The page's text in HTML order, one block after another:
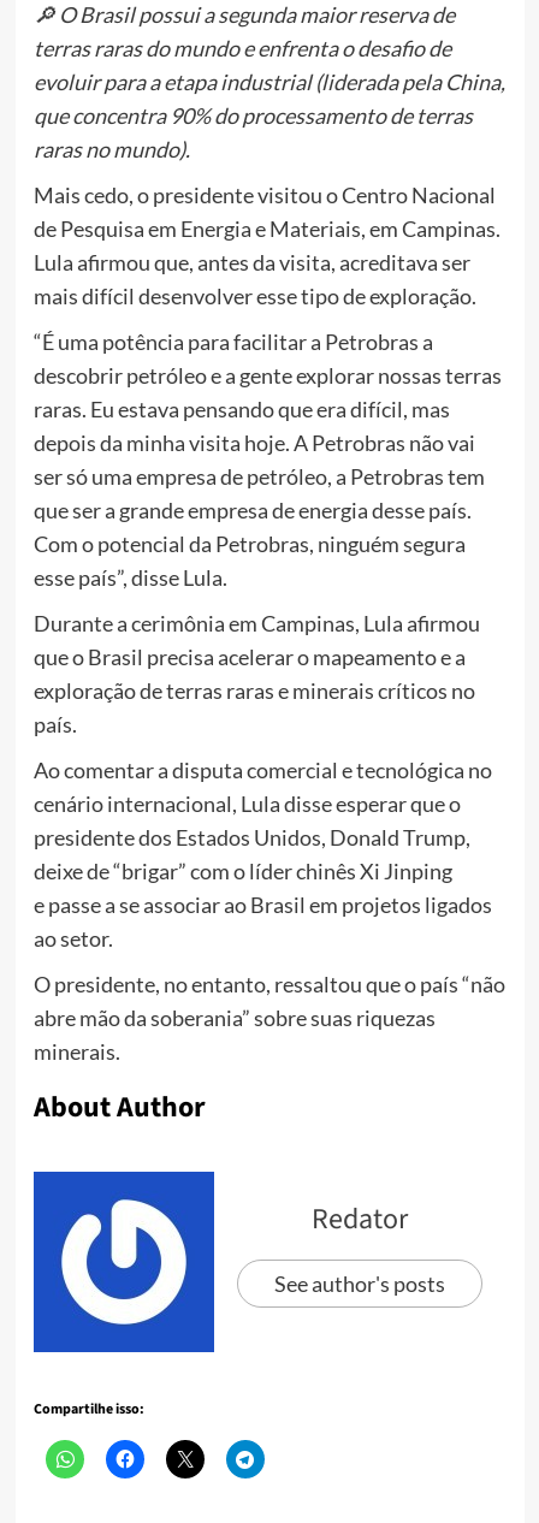
🔎 O Brasil possui a segunda maior reserva de
terras raras do mundo e enfrenta o desafio de
evoluir para a etapa industrial (liderada pela China,
que concentra 90% do processamento de terras
raras no mundo).
Mais cedo, o presidente visitou o Centro Nacional
de Pesquisa em Energia e Materiais, em Campinas.
Lula afirmou que, antes da visita, acreditava ser
mais difícil desenvolver esse tipo de exploração.
“É uma potência para facilitar a Petrobras a
descobrir petróleo e a gente explorar nossas terras
raras. Eu estava pensando que era difícil, mas
depois da minha visita hoje. A Petrobras não vai
ser só uma empresa de petróleo, a Petrobras tem
que ser a grande empresa de energia desse país.
Com o potencial da Petrobras, ninguém segura
esse país”, disse Lula.
Durante a cerimônia em Campinas, Lula afirmou
que o Brasil precisa acelerar o mapeamento e a
exploração de terras raras e minerais críticos no
país.
Ao comentar a disputa comercial e tecnológica no
cenário internacional, Lula disse esperar que o
presidente dos Estados Unidos, Donald Trump,
deixe de “brigar” com o líder chinês Xi Jinping
e passe a se associar ao Brasil em projetos ligados
ao setor.
O presidente, no entanto, ressaltou que o país “não
abre mão da soberania” sobre suas riquezas
minerais.
About Author
Redator
See author's posts
Compartilhe isso: